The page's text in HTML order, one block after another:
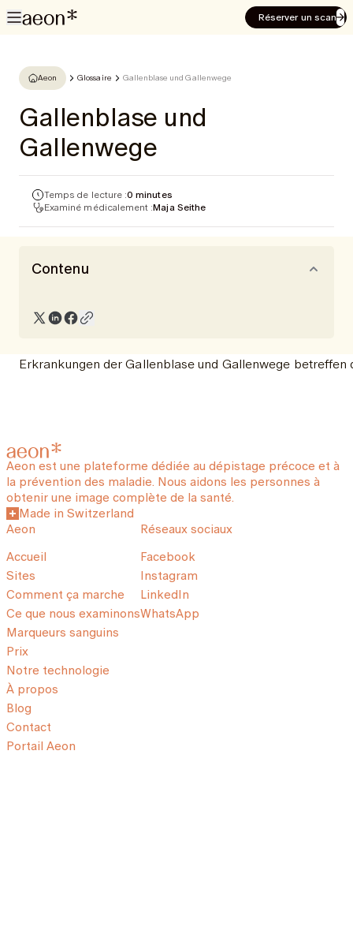
Réserver un scan
Aeon Glossaire Gallenblase und Gallenwege
Gallenblase und
Gallenwege
Temps de lecture :0 minutes
Examiné médicalement :Maja Seithe
Contenu
Erkrankungen der Gallenblase und Gallenwege
Aeon est une plateforme dédiée au dépistage précoce et à
la prévention des maladie. Nous aidons les personnes à
obtenir une image complète de la santé.
Made in Switzerland
Aeon
Accueil
Sites
Comment ça marche
Ce que nous examinons
Marqueurs sanguins
Prix
Notre technologie
À propos
Blog
Contact
Portail Aeon
Réseaux sociaux
Facebook
Instagram
LinkedIn
WhatsApp